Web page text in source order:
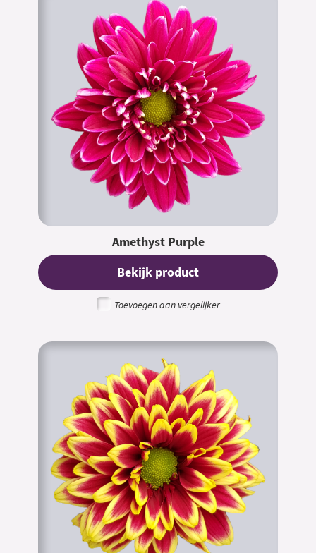
Amethyst Purple
Bekijk product
Toevoegen aan vergelijker